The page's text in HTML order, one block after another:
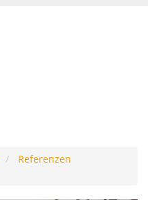
Referenzen